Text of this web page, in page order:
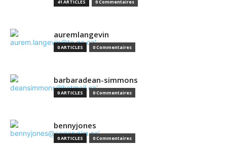
41 ARTICLES 0 Commentaires
auremlangevin
0 ARTICLES 0 Commentaires
barbaradean-simmons
0 ARTICLES 0 Commentaires
bennyjones
0 ARTICLES 0 Commentaires